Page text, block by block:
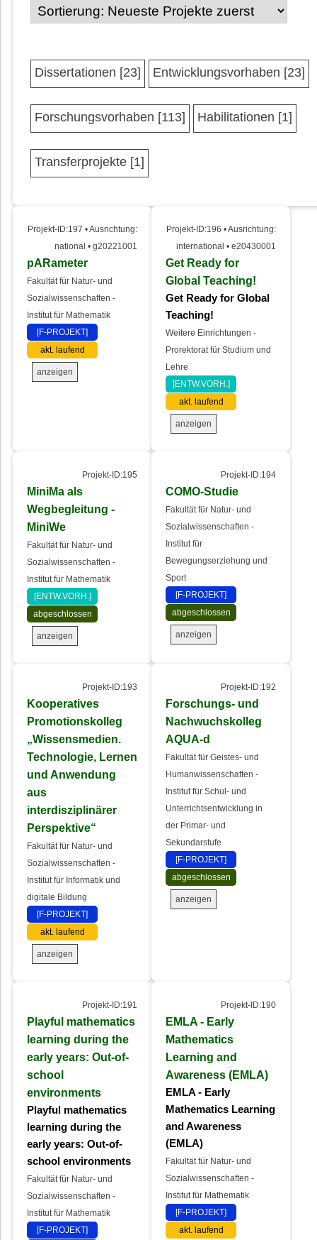
Dissertationen [23] Entwicklungsvorhaben [23]
Forschungsvorhaben [113] Habilitationen [1]
Transferprojekte [1]
Projekt-ID:197 • Ausrichtung:
national • g20221001
pARameter
Fakultät für Natur- und
Sozialwissenschaften -
Institut für Mathematik
[F-PROJEKT]
akt. laufend
anzeigen
Projekt-ID:196 • Ausrichtung:
international • e20430001
Get Ready for
Global Teaching!
Get Ready for Global
Teaching!
Weitere Einrichtungen -
Prorektorat für Studium und
Lehre
[ENTW.VORH.]
akt. laufend
anzeigen
Projekt-ID:195
MiniMa als
Wegbegleitung -
MiniWe
Fakultät für Natur- und
Sozialwissenschaften -
Institut für Mathematik
[ENTW.VORH.]
abgeschlossen
anzeigen
Projekt-ID:194
COMO-Studie
Fakultät für Natur- und
Sozialwissenschaften -
Institut für
Bewegungserziehung und
Sport
[F-PROJEKT]
abgeschlossen
anzeigen
Projekt-ID:193
Kooperatives
Promotionskolleg
„Wissensmedien.
Technologie, Lernen
und Anwendung
aus
interdisziplinärer
Perspektive“
Fakultät für Natur- und
Sozialwissenschaften -
Institut für Informatik und
digitale Bildung
[F-PROJEKT]
akt. laufend
anzeigen
Projekt-ID:192
Forschungs- und
Nachwuchskolleg
AQUA-d
Fakultät für Geistes- und
Humanwissenschaften -
Institut für Schul- und
Unterrichtsentwicklung in
der Primar- und
Sekundarstufe
[F-PROJEKT]
abgeschlossen
anzeigen
Projekt-ID:191
Playful mathematics
learning during the
early years: Out-of-
school
environments
Playful mathematics
learning during the
early years: Out-of-
school environments
Fakultät für Natur- und
Sozialwissenschaften -
Institut für Mathematik
[F-PROJEKT]
Projekt-ID:190
EMLA - Early
Mathematics
Learning and
Awareness (EMLA)
EMLA - Early
Mathematics Learning
and Awareness
(EMLA)
Fakultät für Natur- und
Sozialwissenschaften -
Institut für Mathematik
[F-PROJEKT]
akt. laufend